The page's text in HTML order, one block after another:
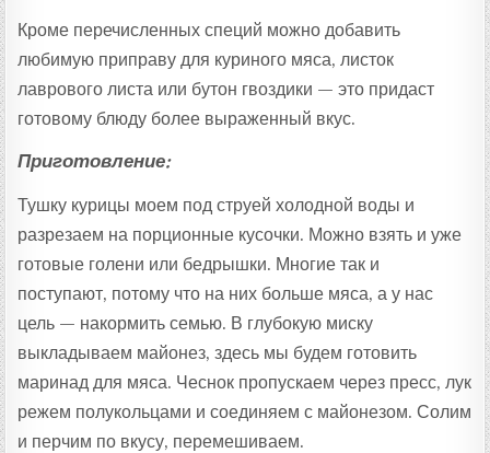
Кроме перечисленных специй можно добавить
любимую приправу для куриного мяса, листок
лаврового листа или бутон гвоздики — это придаст
готовому блюду более выраженный вкус.
Приготовление:
Тушку курицы моем под струей холодной воды и
разрезаем на порционные кусочки. Можно взять и уже
готовые голени или бедрышки. Многие так и
поступают, потому что на них больше мяса, а у нас
цель — накормить семью. В глубокую миску
выкладываем майонез, здесь мы будем готовить
маринад для мяса. Чеснок пропускаем через пресс, лук
режем полукольцами и соединяем с майонезом. Солим
и перчим по вкусу, перемешиваем.